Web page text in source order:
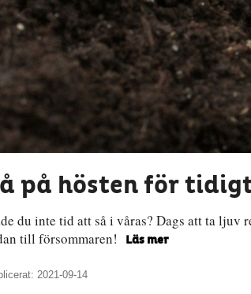
på hösten för
du inte tid att så i våras? Dags att ta
till försommaren!
Läs mer
2021-09-14